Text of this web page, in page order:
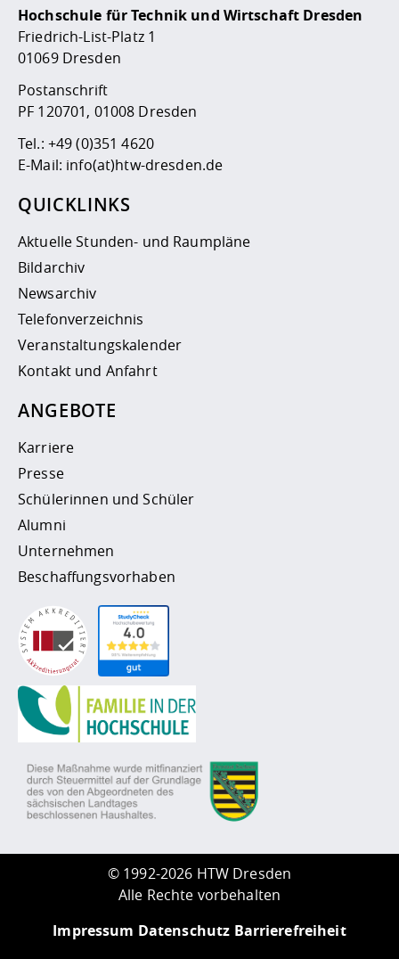
Hochschule für Technik und Wirtschaft Dresden
Friedrich-List-Platz 1
01069 Dresden
Postanschrift
PF 120701, 01008 Dresden
Tel.: +49 (0)351 4620
E-Mail: info(at)htw-dresden.de
QUICKLINKS
Aktuelle Stunden- und Raumpläne
Bildarchiv
Newsarchiv
Telefonverzeichnis
Veranstaltungskalender
Kontakt und Anfahrt
ANGEBOTE
Karriere
Presse
Schülerinnen und Schüler
Alumni
Unternehmen
Beschaffungsvorhaben
© 1992-2026 HTW Dresden
Alle Rechte vorbehalten
Impressum Datenschutz Barrierefreiheit